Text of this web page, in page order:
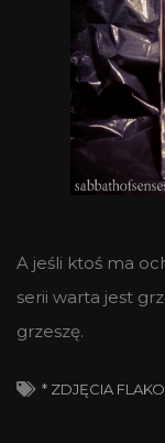
A jeśli ktoś ma
serii warta jest
grzeszę.
* ZDJĘCIA